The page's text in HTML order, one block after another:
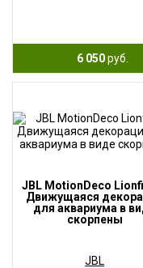
6 050руб.
JBL MotionDeco
Движущаяся
для аквариума в
скорпены
JBL